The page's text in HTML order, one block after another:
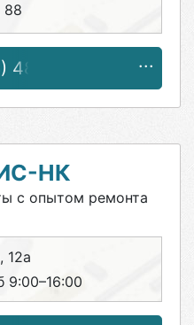
88
48-87-17
НК
с опытом ремонта
12а
9:00–16:00